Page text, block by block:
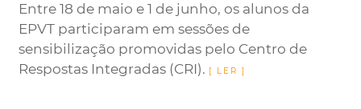
Entre 18 de maio e 1 de junho, os alunos da
EPVT participaram em sessões de
sensibilização promovidas pelo Centro de
Respostas Integradas (CRI).